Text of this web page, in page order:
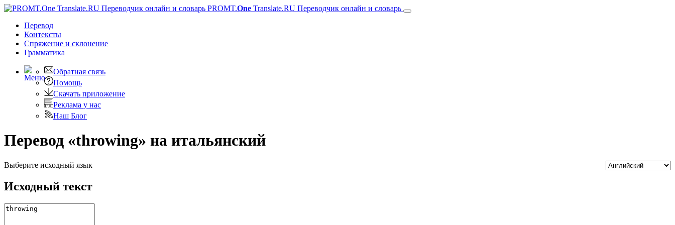
PROMT.One Translate.RU Переводчик онлайн и словарь
Перевод
Контексты
Спряжение и склонение
Грамматика
Обратная связь
Помощь
Скачать приложение
Реклама у нас
Наш Блог
Перевод «throwing» на итальянский
Выберите исходный язык
Исходный текст